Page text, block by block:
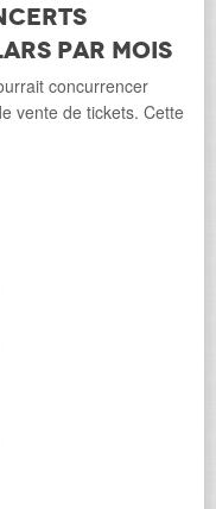
par mois
concurrencer
vente de tickets. Cette